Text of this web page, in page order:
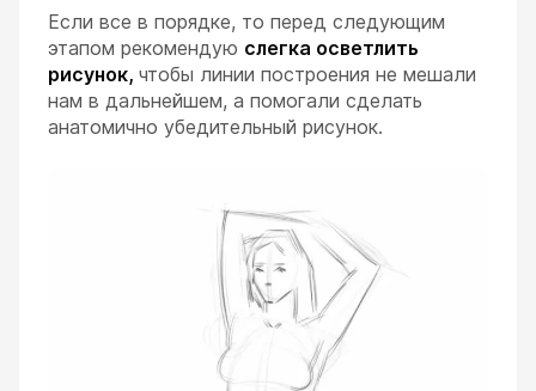
Если все в порядке, то перед следующим
этапом рекомендую слегка осветлить
рисунок, чтобы линии построения не мешали
нам в дальнейшем, а помогали сделать
анатомично убедительный рисунок.